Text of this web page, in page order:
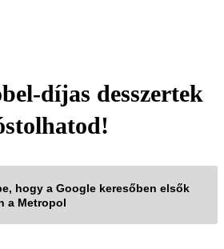
díjas desszertek
hogy a Google keresőben elsők
a Metropol